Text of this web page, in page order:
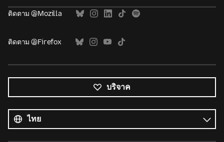
ติดตาม @Mozilla
ติดตาม @Firefox
บริจาค
ทั้งหมด
ภาษา